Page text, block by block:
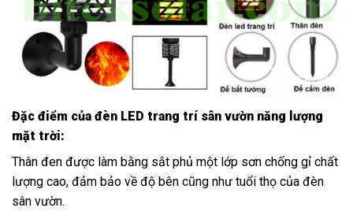
Đặc điểm của đèn LED trang trí sân vườn năng lượng
mặt trời:
Thân đen được làm bằng sắt phủ một lớp sơn chống gỉ chất
lượng cao, đảm bảo về độ bên cũng như tuổi thọ của đèn
sân vườn.